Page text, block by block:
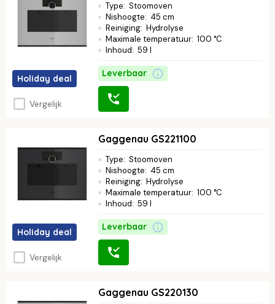
Holiday deal
Vergelijk
Type: Stoomoven
Nishoogte: 45 cm
Reiniging: Hydrolyse
Maximale temperatuur: 100 °C
Inhoud: 59 l
Leverbaar
Holiday deal
Vergelijk
Gaggenau GS221100
Type: Stoomoven
Nishoogte: 45 cm
Reiniging: Hydrolyse
Maximale temperatuur: 100 °C
Inhoud: 59 l
Leverbaar
Gaggenau GS220130